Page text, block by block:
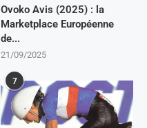
Ovoko Avis (2025) : la
Marketplace Européenne
de...
21/09/2025
7